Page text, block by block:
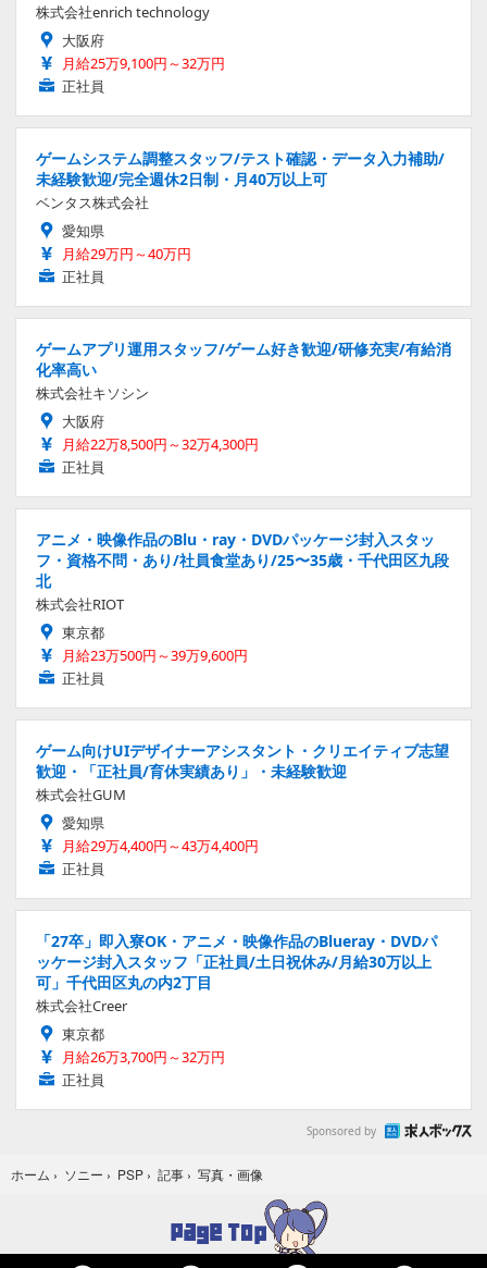
株式会社enrich technology
大阪府
月給25万9,100円～32万円
正社員
ゲームシステム調整スタッフ/テスト確認・データ入力補助/
未経験歓迎/完全週休2日制・月40万以上可
ベンタス株式会社
愛知県
月給29万円～40万円
正社員
ゲームアプリ運用スタッフ/ゲーム好き歓迎/研修充実/有給消
化率高い
株式会社キソシン
大阪府
月給22万8,500円～32万4,300円
正社員
アニメ・映像作品のBlu・ray・DVDパッケージ封入スタッ
フ・資格不問・あり/社員食堂あり/25〜35歳・千代田区九段
北
株式会社RIOT
東京都
月給23万500円～39万9,600円
正社員
ゲーム向けUIデザイナーアシスタント・クリエイティブ志望
歓迎・「正社員/育休実績あり」・未経験歓迎
株式会社GUM
愛知県
月給29万4,400円～43万4,400円
正社員
「27卒」即入寮OK・アニメ・映像作品のBlueray・DVDパ
ッケージ封入スタッフ「正社員/土日祝休み/月給30万以上
可」千代田区丸の内2丁目
株式会社Creer
東京都
月給26万3,700円～32万円
正社員
Sponsored by
ホーム › ソニー › PSP › 記事 › 写真・画像